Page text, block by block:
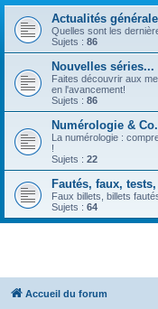
Actualités
Quelles sont les
Sujets : 86
Nouvelles séries...
Faites découvrir aux
en l'avancement!
Sujets : 86
Numérologie &
La numérologie :
!
Sujets : 22
Fautés, faux,
Faux billets, billets
Sujets : 64
Accueil du forum